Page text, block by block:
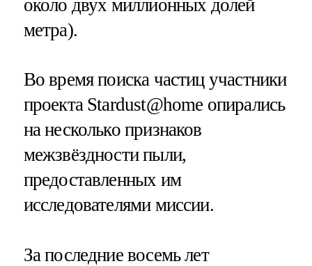
около двух миллионных долей
метра).
Во время поиска частиц участники
проекта Stardust@home опирались
на несколько признаков
межзвёздности пыли,
предоставленных им
исследователями миссии.
За последние восемь лет